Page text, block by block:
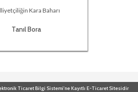
Kara Baharı
Tanıl Bora
Ticaret Bilgi Sistemi'ne Kayıtlı E-Ticaret Sitesidir